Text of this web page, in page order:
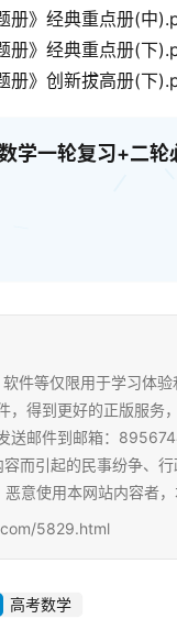
》经典重点册(中
》经典重点册(下
》创新拔高册(下
学一轮复习+二轮
件等仅限用于学习体
，得到更好的正版服务
送邮件到邮箱：
而引起的民事纷争、
意使用本网站内容者
5829.html
高考数学